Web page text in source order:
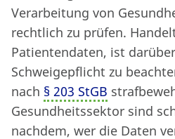
Verarbeitung von
rechtlich zu prüfen.
Patientendaten, ist
Schweigepflicht zu
nach § 203 StGB
Gesundheitssektor sind
nachdem, wer die Daten